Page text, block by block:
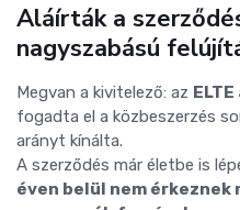
️Aláírták a
nagyszabású
Megvan a kivitelező: az
fogadta el a közbeszerzés
arányt kínálta.
A szerződés már életbe is
éven belül nem érkeznek